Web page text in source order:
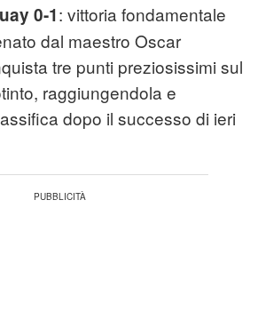
0-1: vittoria fondamentale
dal maestro Oscar
tre punti preziosissimi sul
raggiungendola e
dopo il successo di ieri